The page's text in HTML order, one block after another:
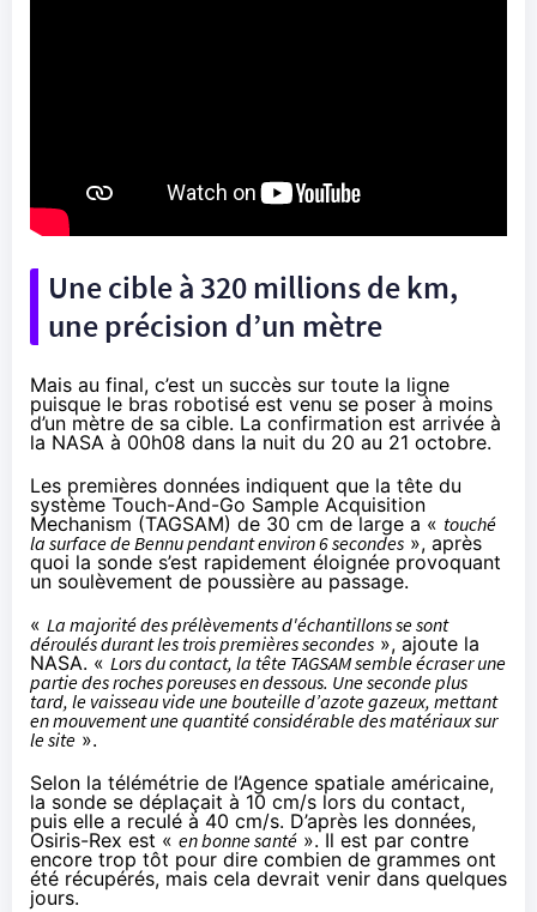
Une cible à 320 millions de km,
une précision d’un mètre
Mais au final, c’est un succès sur toute la ligne
puisque le bras robotisé est venu se poser à moins
d’un mètre de sa cible. La confirmation est arrivée à
la NASA à 00h08 dans la nuit du 20 au 21 octobre.
Les premières données indiquent que la tête du
système Touch-And-Go Sample Acquisition
Mechanism (TAGSAM) de 30 cm de large a « touché
la surface de Bennu pendant environ 6 secondes », après
quoi la sonde s’est rapidement éloignée provoquant
un soulèvement de poussière au passage.
« La majorité des prélèvements d'échantillons se sont
déroulés durant les trois premières secondes », ajoute la
NASA. « Lors du contact, la tête TAGSAM semble écraser une
partie des roches poreuses en dessous. Une seconde plus
tard, le vaisseau vide une bouteille d’azote gazeux, mettant
en mouvement une quantité considérable des matériaux sur
le site ».
Selon la télémétrie de l’Agence spatiale américaine,
la sonde se déplaçait à 10 cm/s lors du contact,
puis elle a reculé à 40 cm/s. D’après les données,
Osiris-Rex est « en bonne santé ». Il est par contre
encore trop tôt pour dire combien de grammes ont
été récupérés, mais cela devrait venir dans quelques
jours.